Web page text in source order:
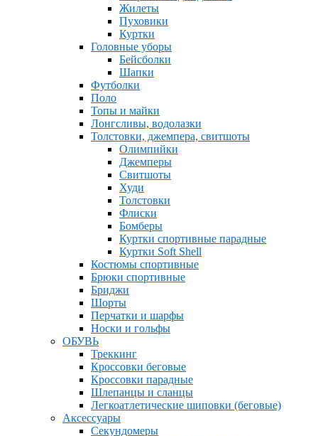
Жилеты
Пуховики
Куртки
Головные уборы
Бейсболки
Шапки
Футболки
Поло
Топы и майки
Лонгсливы, водолазки
Толстовки, джемпера, свитшоты
Олимпийки
Джемперы
Свитшоты
Худи
Толстовки
Флиски
Бомберы
Куртки спортивные парадные
Куртки Soft Shell
Костюмы спортивные
Брюки спортивные
Бриджи
Шорты
Перчатки и шарфы
Носки и гольфы
ОБУВЬ
Треккинг
Кроссовки беговые
Кроссовки парадные
Шлепанцы и сланцы
Легкоатлетические шиповки (беговые)
Аксессуары
Секундомеры